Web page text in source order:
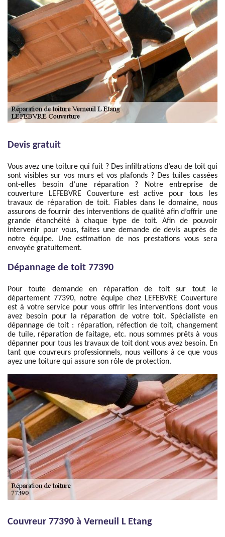
Devis gratuit
Vous avez une toiture qui fuit ? Des infiltrations d’eau de toit qui
sont visibles sur vos murs et vos plafonds ? Des tuiles cassées
ont-elles besoin d’une réparation ? Notre entreprise de
couverture LEFEBVRE Couverture est active pour tous les
travaux de réparation de toit. Fiables dans le domaine, nous
assurons de fournir des interventions de qualité afin d’offrir une
grande étanchéité à chaque type de toit. Afin de pouvoir
intervenir pour vous, faites une demande de devis auprès de
notre équipe. Une estimation de nos prestations vous sera
envoyée gratuitement.
Dépannage de toit 77390
Pour toute demande en réparation de toit sur tout le
département 77390, notre équipe chez LEFEBVRE Couverture
est à votre service pour vous offrir les interventions dont vous
avez besoin pour la réparation de votre toit. Spécialiste en
dépannage de toit : réparation, réfection de toit, changement
de tuile, réparation de faitage, etc. nous sommes prêts à vous
dépanner pour tous les travaux de toit dont vous avez besoin. En
tant que couvreurs professionnels, nous veillons à ce que vous
ayez une toiture qui assure son rôle de protection.
Couvreur 77390 à Verneuil L Etang